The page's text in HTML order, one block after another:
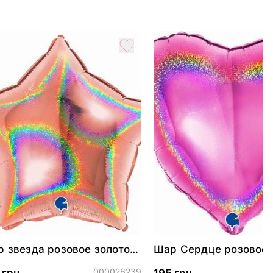
звезда розовое золото
Шар Сердце розовое